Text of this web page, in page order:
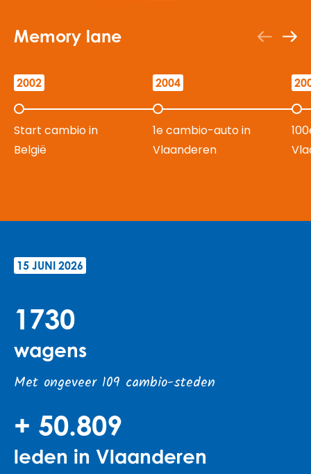
Memory lane
2002
Start cambio in
België
2004
1e cambio-auto in
Vlaanderen
15 JUNI 2026
1730
wagens
Met ongeveer 109 cambio-steden
+ 50.809
leden in Vlaanderen